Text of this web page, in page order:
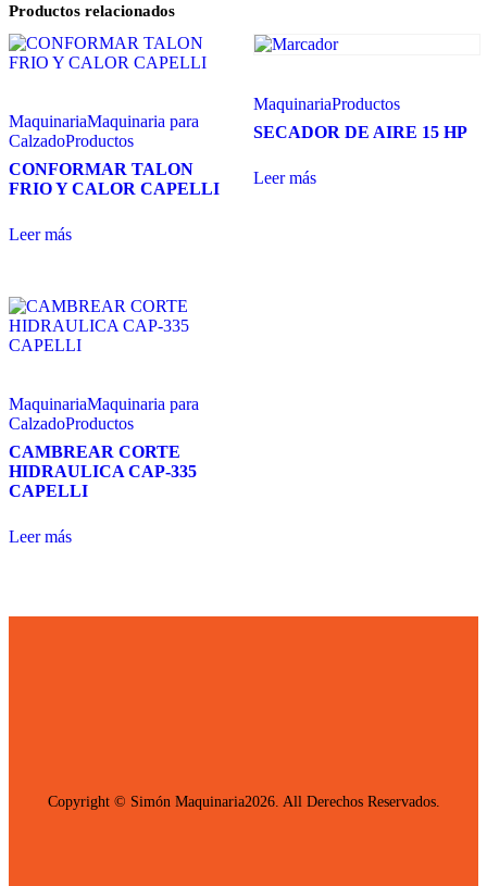
Productos relacionados
MaquinariaMaquinaria para
CalzadoProductos
CONFORMAR TALON
FRIO Y CALOR CAPELLI
Leer más
MaquinariaProductos
SECADOR DE AIRE 15 HP
Leer más
MaquinariaMaquinaria para
CalzadoProductos
CAMBREAR CORTE
HIDRAULICA CAP-335
CAPELLI
Leer más
Copyright © Simón Maquinaria2026. All Derechos Reservados.